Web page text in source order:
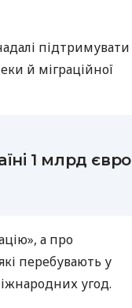
підтримувати
й міграційної
1 млрд євро
а про
перебувають у
угод.